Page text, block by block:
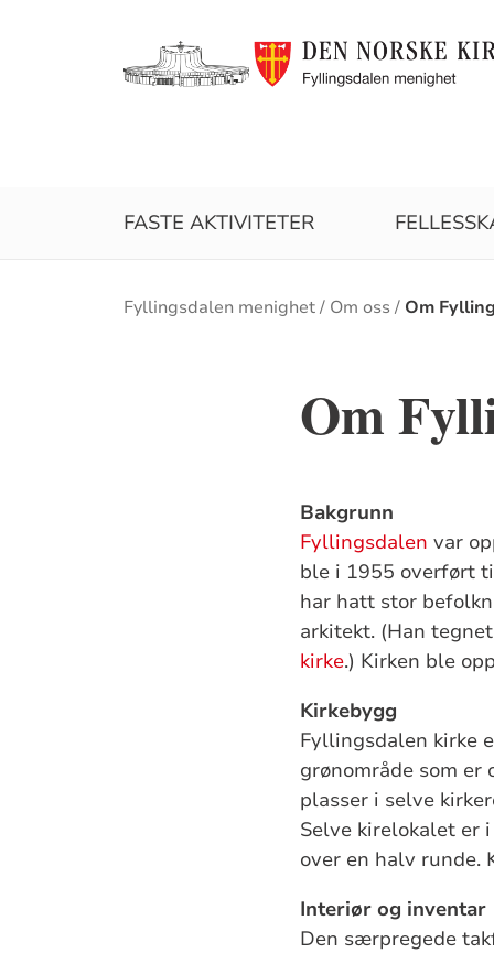
FASTE AKTIVITETER
Brødsmulesti
Fyllingsdalen menighet Om oss Om
Om
Bakgrunn
Fyllingsdalen var
ble i 1955 overført
har hatt stor
arkitekt. (Han
kirke.) Kirken ble
Kirkebygg
Fyllingsdalen kirke
grønområde som er
plasser i selve
Selve kirelokalet er
over en halv runde.
Interiør og inventar
Den særpregede